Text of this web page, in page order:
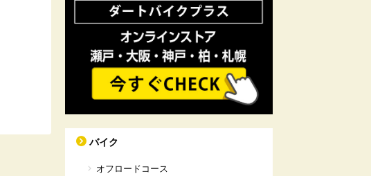
バイク
オフロードコース